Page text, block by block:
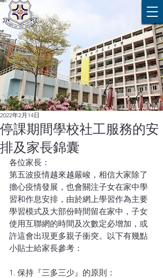
停課期間學校社工服務的安
排及家長錦囊
2022年2月14日
各位家長：
第五波疫情越來越嚴峻，相信大家除了
擔心疫情發展，也會關注子女在家中學
習和作息安排，由於網上學習作為主要
學習模式及大部份時間留在家中，子女
使用互聯網的時間及次數定必增加，或
許這會出現更多親子衝突。以下有幾點
小貼士給家長參考：
1. 保持『三多三少』的原則：